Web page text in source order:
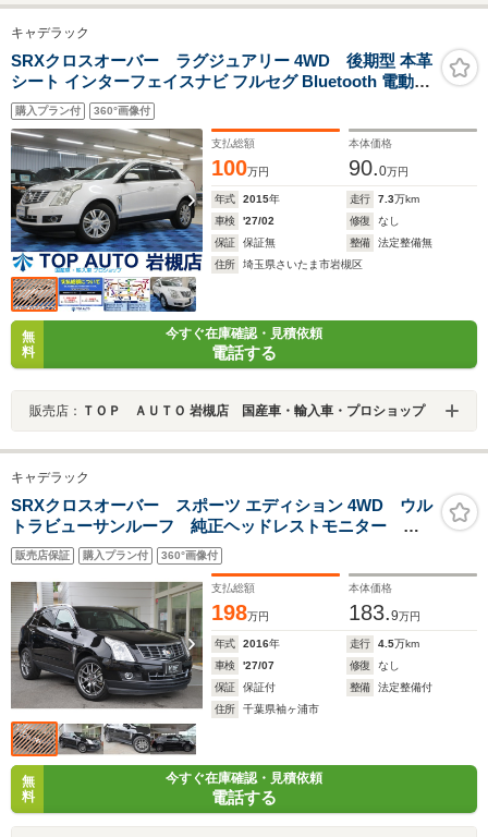
クプレイヤー接続可
イドエアバッグ クル
ーズコントロール 衝
キャデラック
SRXクロスオーバー ラグジュアリー 4WD 後期型 本革
シート インターフェイスナビ フルセグ Bluetooth 電動リ
アゲート ETC サイド・バックカメラ ディスク再生 クル
ーズコントロール 障害物ソナー 18インチアルミ HIDライ
ト タッチパネル新品交換済
購入プラン付 360°画像付
支払総額
100万円
本体価格
90.0万円
年式 2015年 走行 7.3万km
車検
'27/02 修復
なし
保証
保証無 整備
法定整備無
住所
埼玉県さいたま市岩槻区
無
料
今すぐ在庫確認・見積依頼
電話する
販売店： ＴＯＰ ＡＵＴＯ 岩槻店 国産車・輸入車・プロショップ
キャデラック
SRXクロスオーバー スポーツ エディション 4WD ウル
トラビューサンルーフ 純正ヘッドレストモニター フ
ロントシートクーラー フロント&リアシートヒーター
インターフェイスナビ&TV フルタイム4WD 限定車専
用20インチアルミホイール
販売店保証 購入プラン付 360°画像付
支払総額
198万円
本体価格
183.9万円
年式 2016年 走行 4.5万km
車検
'27/07 修復
なし
保証
保証付 整備
法定整備付
住所
千葉県袖ヶ浦市
無
料
今すぐ在庫確認・見積依頼
電話する